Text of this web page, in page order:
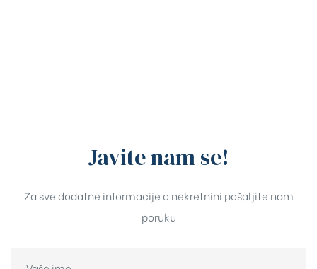
Javite nam se!
Za sve dodatne informacije o nekretnini pošaljite nam
poruku